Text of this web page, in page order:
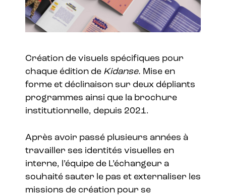
Création de visuels spécifiques pour
chaque édition de Kidanse. Mise en
forme et déclinaison sur deux dépliants
programmes ainsi que la brochure
institutionnelle, depuis 2021.
Après avoir passé plusieurs années à
travailler ses identités visuelles en
interne, l’équipe de L’échangeur a
souhaité sauter le pas et externaliser les
missions de création pour se